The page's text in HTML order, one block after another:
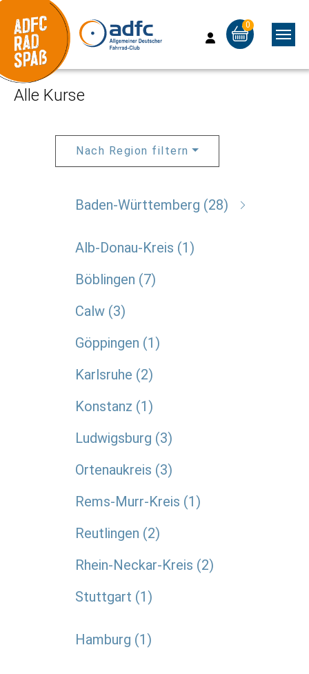
Skip to main content
Skip to page footer
0
Alle Kurse
Nach Region filtern
Baden-Württemberg 28
Alb-Donau-Kreis 1
Böblingen 7
Calw 3
Göppingen 1
Karlsruhe 2
Konstanz 1
Ludwigsburg 3
Ortenaukreis 3
Rems-Murr-Kreis 1
Reutlingen 2
Rhein-Neckar-Kreis 2
Stuttgart 1
Hamburg 1